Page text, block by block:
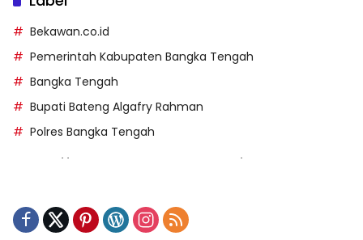
Bekawan.co.id
Pemerintah Kabupaten Bangka Tengah
Bangka Tengah
Bupati Bateng Algafry Rahman
Polres Bangka Tengah
https://kecsitim.sitarokab.go.id/